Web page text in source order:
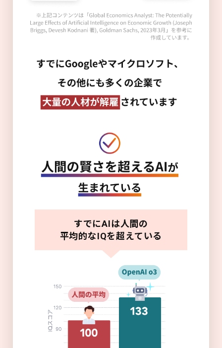
すでにAIは人間の
平均的なIQを超えている